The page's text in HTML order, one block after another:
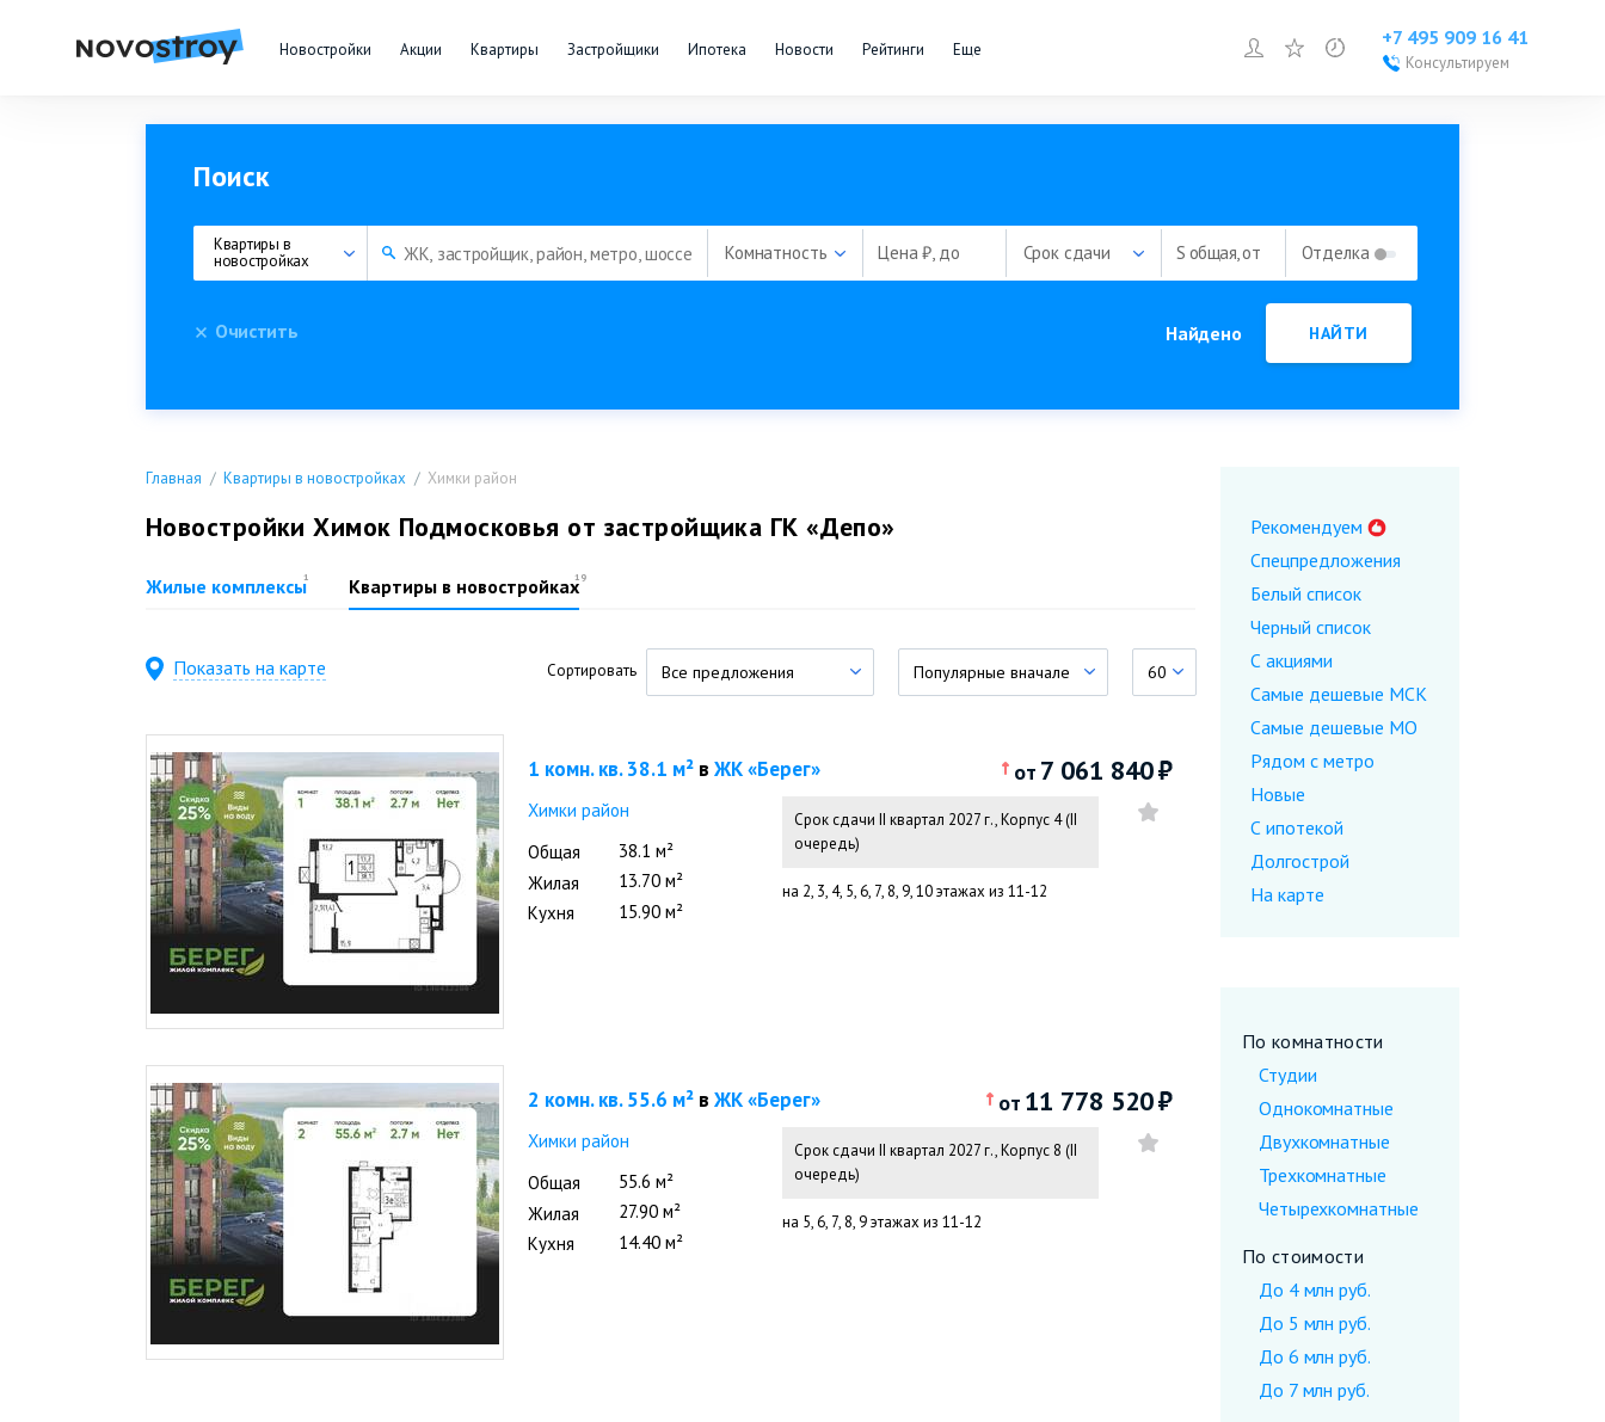
Новостройки Акции Квартиры Застройщики Ипотека Новости Рейтинги Еще Войти или зарегистрироваться
зарегистрироваться
ИзбранноеПросмотренное
+7 495 909 16 41
Консультируем
Поиск
Квартиры в
новостройках
Комнатность Цена ₽, до Срок сдачи S общая, от Отделка
Очистить Найдено НАЙТИ
Рекомендуем
Спецпредложения
Белый список
Черный список
С акциями
Самые дешевые МСК
Самые дешевые МО
Рядом с метро
Новые
С ипотекой
Долгострой
На карте
По комнатности
Студии
Однокомнатные
Двухкомнатные
Трехкомнатные
Четырехкомнатные
По стоимости
До 4 млн руб.
До 5 млн руб.
До 6 млн руб.
До 7 млн руб.
Главная Квартиры в новостройках Химки район
Новостройки Химок Подмосковья от застройщика ГК «Депо»
Жилые комплексы1 Квартиры в новостройках19
60
Популярные вначале
Сортировать Все предложения
Показать на карте
1 комн. кв. 38.1 м² в ЖК «Берег» от 7 061 840
Химки район
Общая
38.1 м²
Жилая
13.70 м²
Кухня
15.90 м²
Срок сдачи II квартал 2027 г.,Корпус 4 (II
очередь)
на 2, 3, 4, 5, 6, 7, 8, 9, 10 этажах из 11-12
2 комн. кв. 55.6 м² в ЖК «Берег» от 11 778 520
Химки район
Общая
55.6 м²
Жилая
27.90 м²
Кухня
14.40 м²
Срок сдачи II квартал 2027 г.,Корпус 8 (II
очередь)
на 5, 6, 7, 8, 9 этажах из 11-12